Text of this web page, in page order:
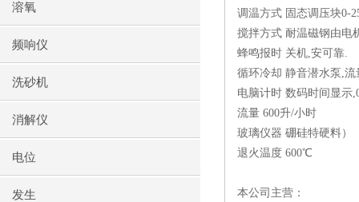
溶氧
频响仪
洗砂机
消解仪
电位
发生
调温方式 固态调压块0-
搅拌方式 耐温磁钢由电
蜂鸣报时 关机,安可靠.
循环冷却 静音潜水泵,流
电脑计时 数码时间显示
流量 600升/小时
玻璃仪器 硼硅特硬料）
退火温度 600℃
本公司主营：